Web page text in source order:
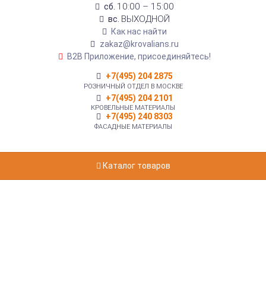
сб. 10:00 – 15:00
вс. ВЫХОДНОЙ
Как нас найти
zakaz@krovalians.ru
B2B Приложение, присоединяйтесь!
+7(495) 204 2875
РОЗНИЧНЫЙ ОТДЕЛ В МОСКВЕ
+7(495) 204 2101
КРОВЕЛЬНЫЕ МАТЕРИАЛЫ
+7(495) 240 8303
ФАСАДНЫЕ МАТЕРИАЛЫ
Каталог товаров